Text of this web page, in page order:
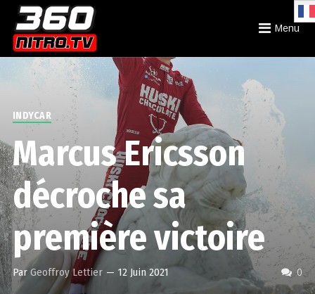
Menu
0
INDYCAR
Marcus Ericsson
décroche sa
première victoire
Par Geoffroy Lettier — 12 Juin 2021